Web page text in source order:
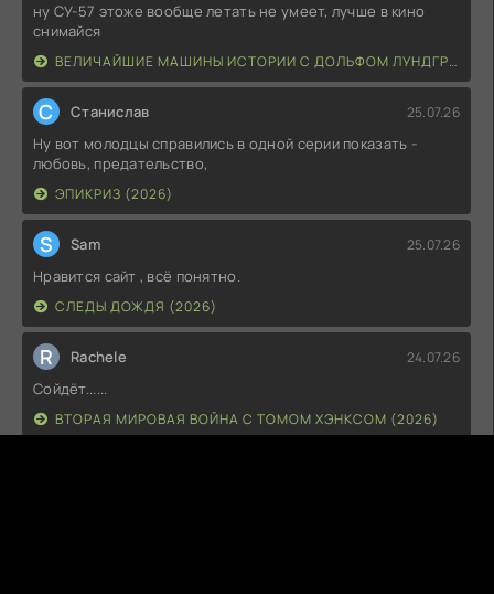
ну СУ-57 этоже вообще летать не умеет, лучше в кино
снимайся
ВЕЛИЧАЙШИЕ МАШИНЫ ИСТОРИИ С ДОЛЬФОМ ЛУНДГРЕНОМ (2026)
С Станислав 25.07.26
Ну вот молодцы справились в одной серии показать -
любовь, предательство,
ЭПИКРИЗ (2026)
S Sam 25.07.26
Нравится сайт , всё понятно.
СЛЕДЫ ДОЖДЯ (2026)
R Rachele 24.07.26
Сойдёт......
ВТОРАЯ МИРОВАЯ ВОЙНА С ТОМОМ ХЭНКСОМ (2026)